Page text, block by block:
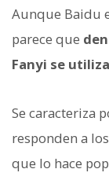
Aunque Baidu
parece que
Fanyi se
Se caracteriza
responden a
que lo hace